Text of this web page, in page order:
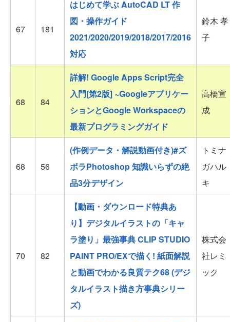
67 181
はじめて学ぶ AutoCAD LT 作
図・操作ガイド
2021/2020/2019/2018/2017/2016
対応
鈴木 孝
子
68 84
詳解! Google Apps Script完全
入門[第2版] ~Googleアプリケー
ションとGoogle Workspaceの
最新プログラミングガイド
高橋宣
成
68 56
(作例データ・解説動画付き)#ズ
ボラPhotoshop 知識いらずの絶
品3分デザイン
トミナ
ガハル
キ
70 82
【動画・ダウンロード特典あ
り】デジタルイラストの「キャ
ラ塗り」最強事典 CLIP STUDIO
PAINT PRO/EXで描く! 紙面解説
と動画でわかる良質テク68 (デジ
タルイラスト描き方事典シリー
ズ)
株式会
社レミ
ック